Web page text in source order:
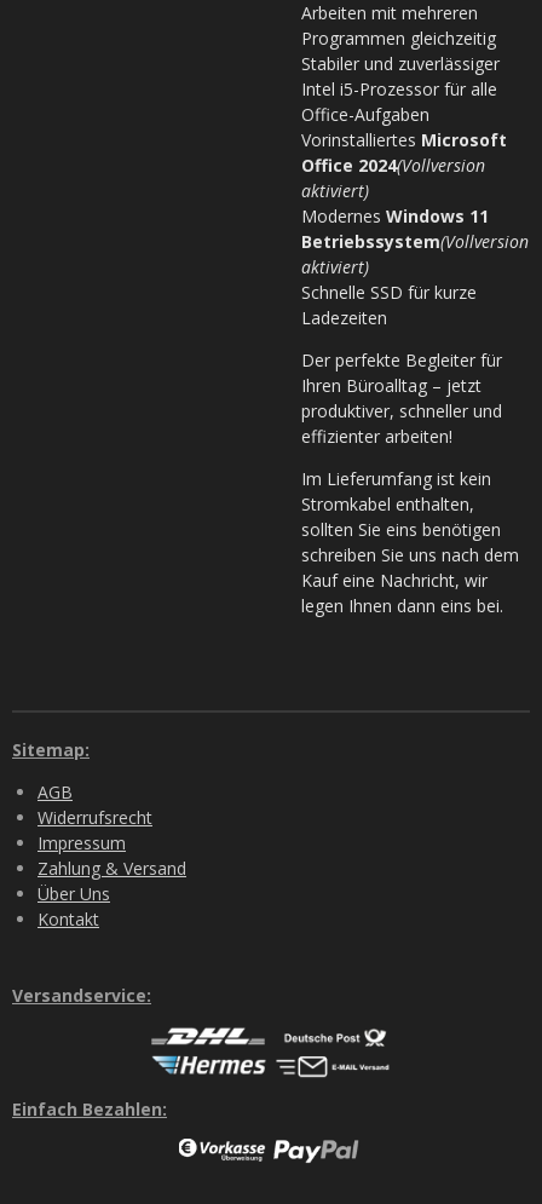
Arbeiten mit mehreren
Programmen gleichzeitig
Stabiler und zuverlässiger
Intel i5-Prozessor für alle
Office-Aufgaben
Vorinstalliertes Microsoft
Office 2024(Vollversion
aktiviert)
Modernes Windows 11
Betriebssystem(Vollversion
aktiviert)
Schnelle SSD für kurze
Ladezeiten
Der perfekte Begleiter für
Ihren Büroalltag – jetzt
produktiver, schneller und
effizienter arbeiten!
Im Lieferumfang ist kein
Stromkabel enthalten,
sollten Sie eins benötigen
schreiben Sie uns nach dem
Kauf eine Nachricht, wir
legen Ihnen dann eins bei.
Sitemap:
AGB
Widerrufsrecht
Impressum
Zahlung & Versand
Über Uns
Kontakt
Versandservice:
Einfach Bezahlen: